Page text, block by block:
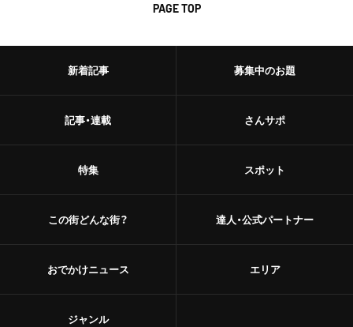
PAGE TOP
新着記事
記事・連載
特集
この街どんな街？
おでかけニュース
募集中のお題
さんサポ
スポット
達人・公式パートナー
エリア
ジャンル